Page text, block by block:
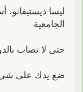
ليسا
الجامعية
حتى لا تصاب
ضع يدك على